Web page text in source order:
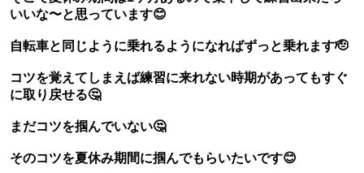
いいな〜と思っています😊
自転車と同じように乗れるようになればずっと乗れます🫡
コツを覚えてしまえば練習に来れない時期があってもすぐ
に取り戻せる🤔
まだコツを掴んでいない🤔
そのコツを夏休み期間に掴んでもらいたいです😊